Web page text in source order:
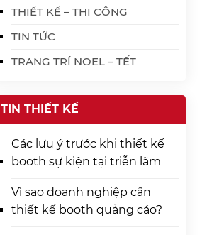
THIẾT KẾ – THI CÔNG
TIN TỨC
TRANG TRÍ NOEL – TẾT
TIN THIẾT KẾ
Các lưu ý trước khi thiết kế
booth sự kiện tại triễn lãm
Vì sao doanh nghiệp cần
thiết kế booth quảng cáo?